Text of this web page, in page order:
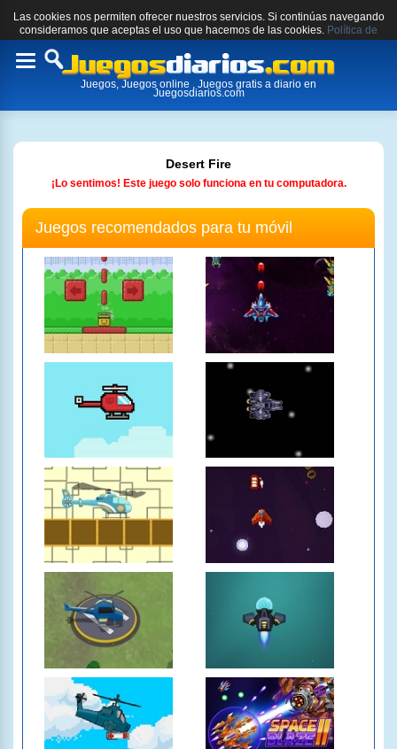
Las cookies nos permiten ofrecer nuestros servicios. Si continúas navegando
consideramos que aceptas el uso que hacemos de las cookies. Política de
cookies.
Toggle
Juegos, Juegos online , Juegos gratis a diario en
Juegosdiarios.com
Desert Fire
¡Lo sentimos! Este juego solo funciona en tu computadora.
Juegos recomendados para tu móvil